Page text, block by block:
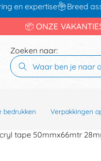
en expertise Breed
📦 ONZE
Zoeken naar:
bedrukken Verpakkingen
tape 50mmx66mtr